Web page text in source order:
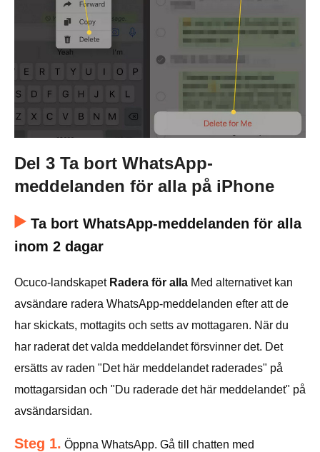
Del 3 Ta bort WhatsApp-
meddelanden för alla på iPhone
Ta bort WhatsApp-meddelanden för alla
inom 2 dagar
Ocuco-landskapet Radera för alla Med alternativet kan
avsändare radera WhatsApp-meddelanden efter att de
har skickats, mottagits och setts av mottagaren. När du
har raderat det valda meddelandet försvinner det. Det
ersätts av raden "Det här meddelandet raderades" på
mottagarsidan och "Du raderade det här meddelandet" på
avsändarsidan.
Steg 1. Öppna WhatsApp. Gå till chatten med